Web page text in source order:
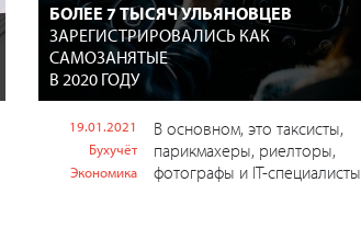
БОЛЕЕ 7 ТЫСЯЧ УЛЬЯНОВЦЕВ
ЗАРЕГИСТРИРОВАЛИСЬ КАК
САМОЗАНЯТЫЕ
В 2020 ГОДУ
19.01.2021
Бухучёт
Экономика
В основном, это таксисты,
парикмахеры, риелторы,
фотографы и IT-специалисты.